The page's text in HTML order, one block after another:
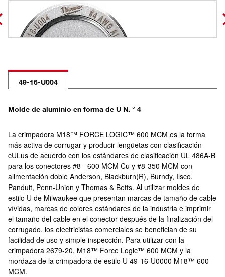
49-16-U004
Molde de aluminio en forma de U N. ° 4
La crimpadora M18™ FORCE LOGIC™ 600 MCM es la forma
más activa de corrugar y producir lengüetas con clasificación
cULus de acuerdo con los estándares de clasificación UL 486A-B
para los conectores #8 - 600 MCM Cu y #8-350 MCM con
alimentación doble Anderson, Blackburn(R), Burndy, Ilsco,
Panduit, Penn-Union y Thomas & Betts. Al utilizar moldes de
estilo U de Milwaukee que presentan marcas de tamaño de cable
vívidas, marcas de colores estándares de la industria e imprimir
el tamaño del cable en el conector después de la finalización del
corrugado, los electricistas comerciales se benefician de su
facilidad de uso y simple inspección. Para utilizar con la
crimpadora 2679-20, M18™ Force Logic™ 600 MCM y la
mordaza de la crimpadora de estilo U 49-16-U0000 M18™ 600
MCM.